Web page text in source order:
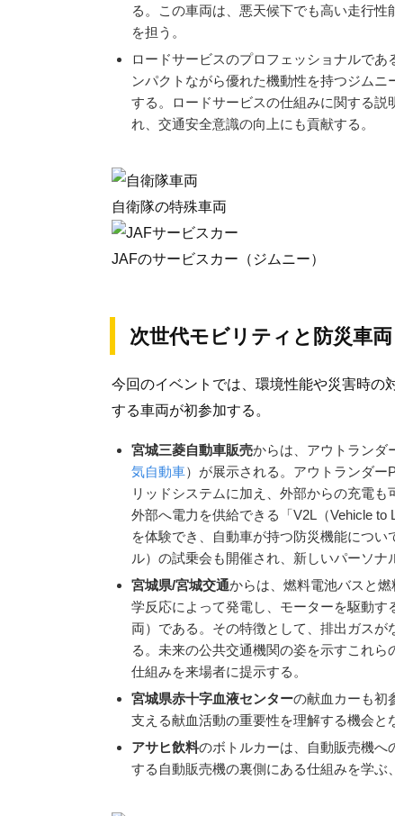
る。この車両は、悪天候下でも高い走行
を担う。
ロードサービスのプロフェッショナルであ
ンパクトながら優れた機動性を持つジム
する。ロードサービスの仕組みに関する
れ、交通安全意識の向上にも貢献する。
自衛隊の特殊車両
JAFのサービスカー（ジムニー）
次世代モビリティと防災車
今回のイベントでは、環境性能や災害時の
する車両が初参加する。
宮城三菱自動車販売からは、アウトランダ
気自動車）が展示される。アウトランダ
リッドシステムに加え、外部からの充電
外部へ電力を供給できる「V2L（Vehicle
を体験でき、自動車が持つ防災機能につ
ル）の試乗会も開催され、新しいパーソ
宮城県/宮城交通からは、燃料電池バスと
学反応によって発電し、モーターを駆動
両）である。その特徴として、排出ガス
る。未来の公共交通機関の姿を示すこれ
仕組みを来場者に提示する。
宮城県赤十字血液センターの献血カーも初
支える献血活動の重要性を理解する機会
アサヒ飲料のボトルカーは、自動販売機へ
する自動販売機の裏側にある仕組みを学ぶ